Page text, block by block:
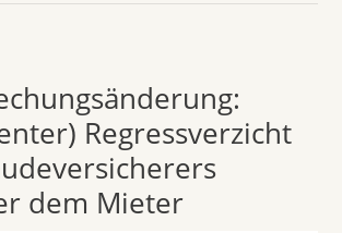
Regressverzicht
dem Mieter